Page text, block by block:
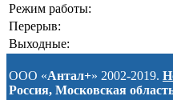
Режим работы:
Перерыв:
Выходные:
ООО «Антал+» 2002-2019.
Россия, Московская